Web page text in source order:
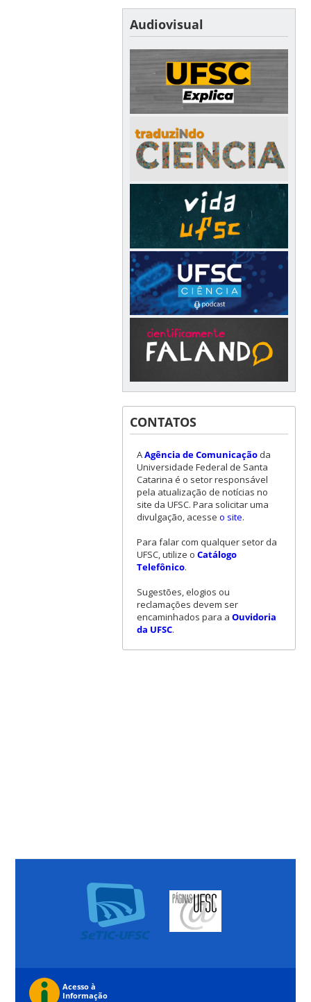
Audiovisual
CONTATOS
AAgência de Comunicaçãoda
Universidade Federal de Santa
Catarina é o setor responsável
pela atualização de notícias no
site da UFSC. Para solicitar uma
divulgação, acesse o site.
Para falar com qualquer setor da
UFSC, utilize o Catálogo
Telefônico.
Sugestões, elogios ou
reclamações devem ser
encaminhados para a Ouvidoria
da UFSC.